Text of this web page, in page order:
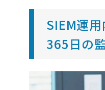
SIEM運
365日の